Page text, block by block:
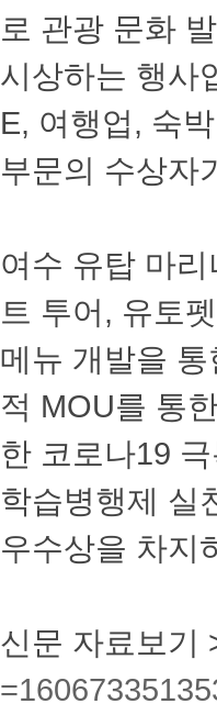
로관광문화
시상하는행사
E,여행업,숙
부문의수상자
여수유탑마
트투어,유토
메뉴개발을
적MOU를통
한코로나19
학습병행제
우수상을차지
신문자료보